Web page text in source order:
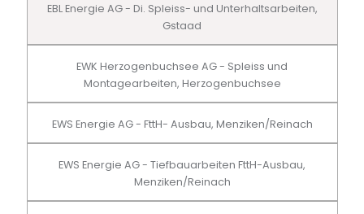
EBL Energie AG - Di. Spleiss- und Unterhaltsarbeiten,
Gstaad
EWK Herzogenbuchsee AG - Spleiss und
Montagearbeiten, Herzogenbuchsee
EWS Energie AG - FttH- Ausbau, Menziken/Reinach
EWS Energie AG - Tiefbauarbeiten FttH-Ausbau,
Menziken/Reinach